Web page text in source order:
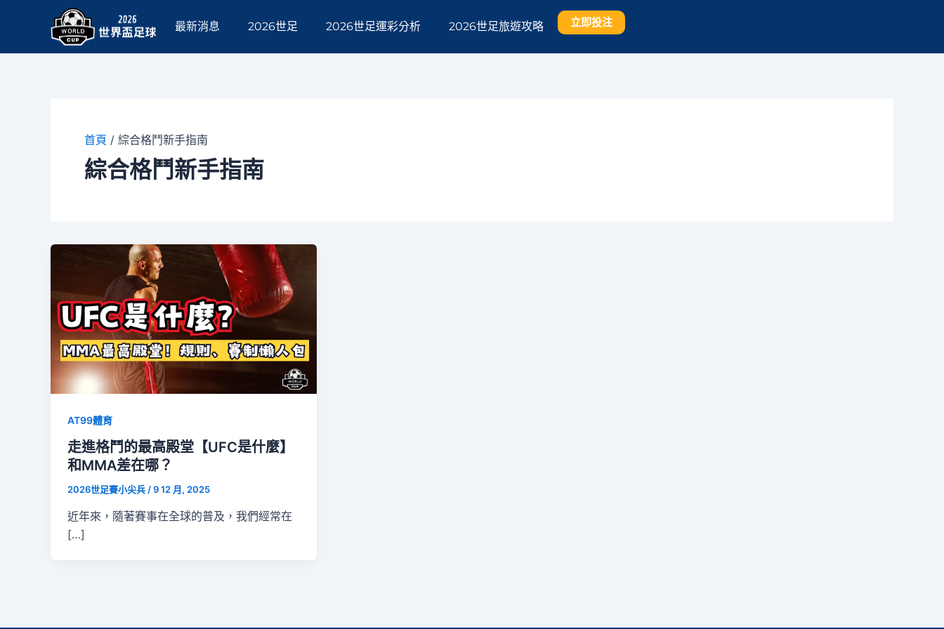
最新消息 2026世足 2026世足運彩分析 2026世足旅遊攻略 立即投注
首頁 / 綜合格鬥新手指南
綜合格鬥新手指南
AT99體育
走進格鬥的最高殿堂【UFC是什麼】
和MMA差在哪？
2026世足賽小尖兵 /9 12 月, 2025
近年來，隨著賽事在全球的普及，我們經常在
[…]